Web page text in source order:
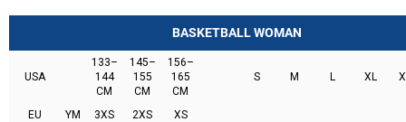
BASKETBALL WOMAN
USA
133–
144
CM
145–
155
CM
156–
165
CM
S M L XL
EU YM 3XS 2XS
XS